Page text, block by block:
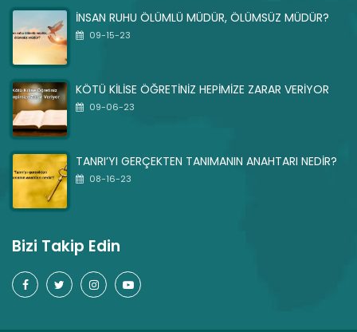
İNSAN RUHU ÖLÜMLÜ MÜDÜR, ÖLÜMSÜZ MÜDÜR?
09-15-23
KÖTÜ KİLİSE ÖĞRETİNİZ HEPİMİZE ZARAR VERİYOR
09-06-23
TANRI’YI GERÇEKTEN TANIMANIN ANAHTARI NEDİR?
08-16-23
Bizi Takip Edin